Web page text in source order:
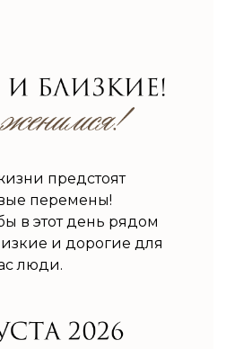
предстоят
перемены!
в этот день рядом
и дорогие для
люди.